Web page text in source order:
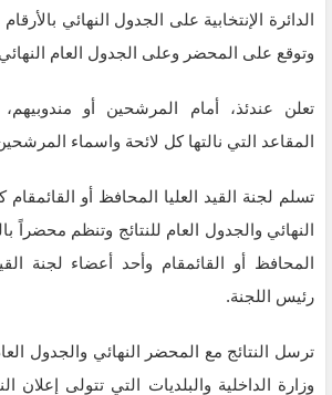
الدائرة الإنتخابية على الجدول النهائي
وتوقع على المحضر وعلى الجدول العام
تعلن عندئذ، أمام المرشحين أو مندوبيهم،
المقاعد التي نالتها كل لائحة واسماء
تسلم لجنة القيد العليا المحافظ أو
النهائي والجدول العام للنتائج وتنظم محضراً
المحافظ أو القائمقام وأحد أعضاء لجنة
رئيس اللجنة.
ترسل النتائج مع المحضر النهائي والجدول
وزارة الداخلية والبلديات التي تتولى إعلان